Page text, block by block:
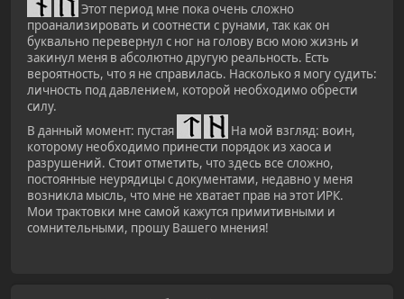
Этот период мне пока очень сложно
проанализировать и соотнести с рунами, так как он
буквально перевернул с ног на голову всю мою жизнь и
закинул меня в абсолютно другую реальность. Есть
вероятность, что я не справилась. Насколько я могу судить:
личность под давлением, которой необходимо обрести
силу.
В данный момент: пустая
На мой взгляд: воин,
которому необходимо принести порядок из хаоса и
разрушений. Стоит отметить, что здесь все сложно,
постоянные неурядицы с документами, недавно у меня
возникла мысль, что мне не хватает прав на этот ИРК.
Мои трактовки мне самой кажутся примитивными и
сомнительными, прошу Вашего мнения!